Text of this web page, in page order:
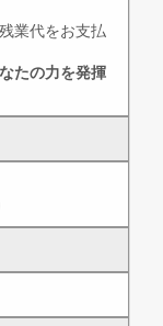
業代をお支払
たの力を発揮